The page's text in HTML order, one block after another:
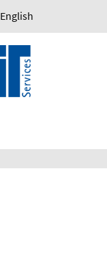
English